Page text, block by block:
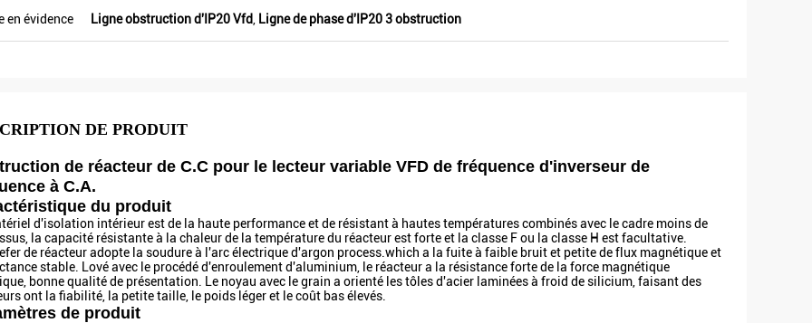
Veikong !
en évidence Ligne obstruction d'IP20 Vfd Ligne de phase d'IP20 3 obstruction
DE PRODUIT
de réacteur de C.C pour le lecteur variable VFD de fréquence d'inverseur de
à C.A.
du produit
d'isolation intérieur est de la haute performance et de résistant à hautes températures combinés avec le cadre moins de
la capacité résistante à la chaleur de la température du réacteur est forte et la classe F ou la classe H est facultative.
de réacteur adopte la soudure à l'arc électrique d'argon process.which a la fuite à faible bruit et petite de flux magnétique et
stable. Lové avec le procédé d'enroulement d'aluminium, le réacteur a la résistance forte de la force magnétique
bonne qualité de présentation. Le noyau avec le grain a orienté les tôles d'acier laminées à froid de silicium, faisant des
ont la fiabilité, la petite taille, le poids léger et le coût bas élevés.
de produit